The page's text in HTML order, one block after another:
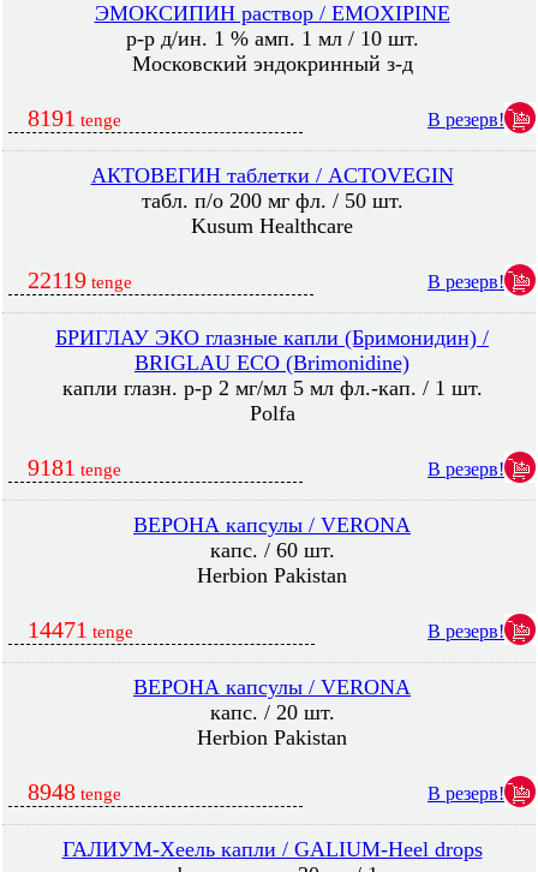
ЭМОКСИПИН раствор / EMOXIPINE
р-р д/ин. 1 % амп. 1 мл / 10 шт.
Московский эндокринный з-д
8191 tenge В резерв!
АКТОВЕГИН таблетки / ACTOVEGIN
табл. п/о 200 мг фл. / 50 шт.
Kusum Healthcare
22119 tenge В резерв!
БРИГЛАУ ЭКО глазные капли (Бримонидин) /
BRIGLAU ECO (Brimonidine)
капли глазн. р-р 2 мг/мл 5 мл фл.-кап. / 1 шт.
Polfa
9181 tenge В резерв!
ВЕРОНА капсулы / VERONA
капс. / 60 шт.
Herbion Pakistan
14471 tenge В резерв!
ВЕРОНА капсулы / VERONA
капс. / 20 шт.
Herbion Pakistan
8948 tenge В резерв!
ГАЛИУМ-Хеель капли / GALIUM-Heel drops